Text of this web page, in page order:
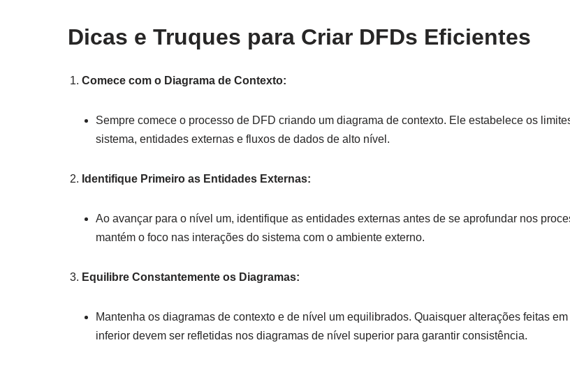
Dicas e Truques para Criar DFDs Eficientes
Comece com o Diagrama de Contexto:
Sempre comece o processo de DFD criando um diagrama de contexto. Ele estabelece os
sistema, entidades externas e fluxos de dados de alto nível.
Identifique Primeiro as Entidades Externas:
Ao avançar para o nível um, identifique as entidades externas antes de se aprofundar nos
mantém o foco nas interações do sistema com o ambiente externo.
Equilibre Constantemente os Diagramas:
Mantenha os diagramas de contexto e de nível um equilibrados. Quaisquer alterações feitas em
inferior devem ser refletidas nos diagramas de nível superior para garantir consistência.